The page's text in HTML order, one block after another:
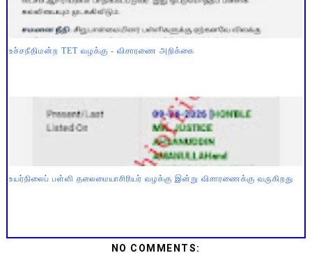
உச்சநீதிமன்ற TET வழக்கு - விசாரணை அறிக்கை
உயர்நிலைப் பள்ளி தலைமையாசிரியர் வழக்கு இன்று விசாரணைக்கு வருகிறது
NO COMMENTS: